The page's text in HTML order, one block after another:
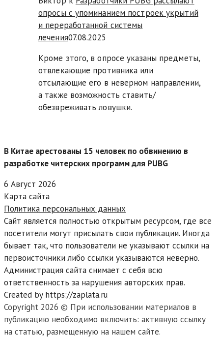
опросы с упоминанием построек укрытий
и переработанной системы
лечения07.08.2025
Кроме этого, в опросе указаны предметы,
отвлекающие противника или
отсылающие его в неверном направлении,
а также возможность ставить/
обезвреживать ловушки.
В Китае арестованы 15 человек по обвинению в
разработке читерских программ для PUBG
6 Август 2026
Карта сайта
Политика персональных данных
Сайт является полностью открытым ресурсом, где все
посетители могут присылать свои публикации. Иногда
бывает так, что пользователи не указывают ссылки на
первоисточники либо ссылки указываются неверно.
Администрация сайта снимает с себя всю
ответственность за нарушения авторских прав.
Created by https://zaplata.ru
Copyright 2026 © При использовании материалов в
публикацию необходимо включить: активную ссылку
на статью, размещенную на нашем сайте.